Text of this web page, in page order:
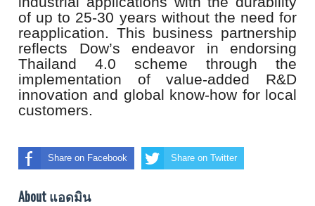
of up to 25-30 years without the need for
reapplication. This business partnership
reflects Dow’s endeavor in endorsing
Thailand 4.0 scheme through the
implementation of value-added R&D
innovation and global know-how for local
customers.
Share on Facebook Share on Twitter
About แอดมิน